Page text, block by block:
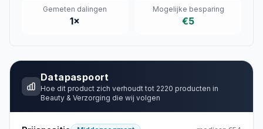
Gemeten dalingen
1×
Mogelijke besparing
€5
Datapaspoort
Hoe dit product zich verhoudt tot 2220 producten in
Beauty & Verzorging die wij volgen